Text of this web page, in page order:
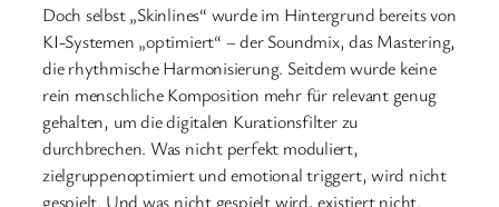
Doch selbst „Skinlines“ wurde im Hintergrund bereits von
KI-Systemen „optimiert“ – der Soundmix, das Mastering,
die rhythmische Harmonisierung. Seitdem wurde keine
rein menschliche Komposition mehr für relevant genug
gehalten, um die digitalen Kurationsfilter zu
durchbrechen. Was nicht perfekt moduliert,
zielgruppenoptimiert und emotional triggert, wird nicht
gespielt. Und was nicht gespielt wird, existiert nicht.